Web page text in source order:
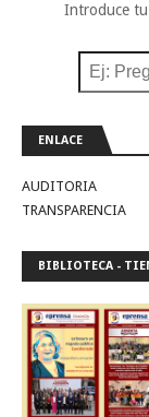
Introduce tu
ENLACE
AUDITORIA
TRANSPARENCIA
BIBLIOTECA -